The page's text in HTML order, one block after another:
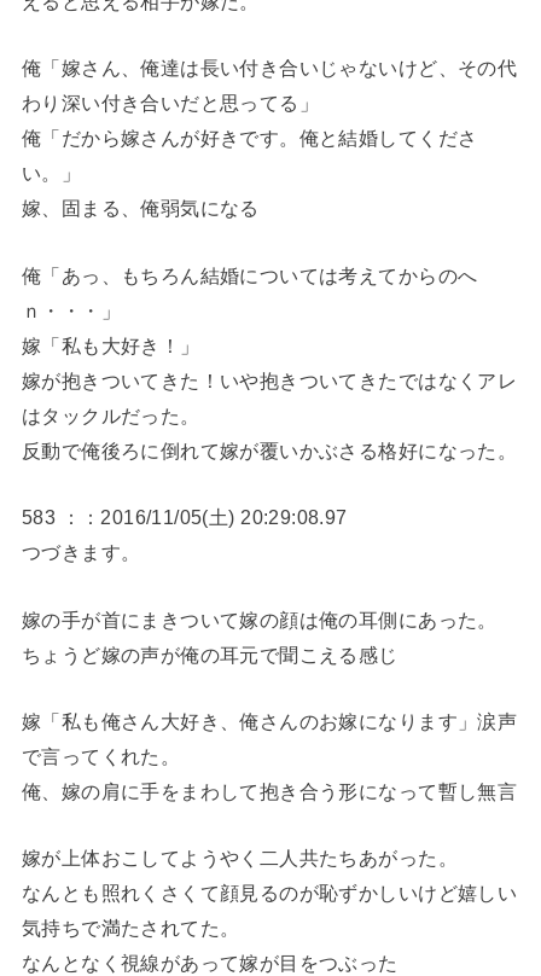
俺「嫁さん、俺達は長い付き合いじゃないけど、その代
わり深い付き合いだと思ってる」
俺「だから嫁さんが好きです。俺と結婚してくださ
い。」
嫁、固まる、俺弱気になる
俺「あっ、もちろん結婚については考えてからのへ
ｎ・・・」
嫁「私も大好き！」
嫁が抱きついてきた！いや抱きついてきたではなくアレ
はタックルだった。
反動で俺後ろに倒れて嫁が覆いかぶさる格好になった。
583 ：：2016/11/05(土) 20:29:08.97
つづきます。
嫁の手が首にまきついて嫁の顔は俺の耳側にあった。
ちょうど嫁の声が俺の耳元で聞こえる感じ
嫁「私も俺さん大好き、俺さんのお嫁になります」涙声
で言ってくれた。
俺、嫁の肩に手をまわして抱き合う形になって暫し無言
嫁が上体おこしてようやく二人共たちあがった。
なんとも照れくさくて顔見るのが恥ずかしいけど嬉しい
気持ちで満たされてた。
なんとなく視線があって嫁が目をつぶった